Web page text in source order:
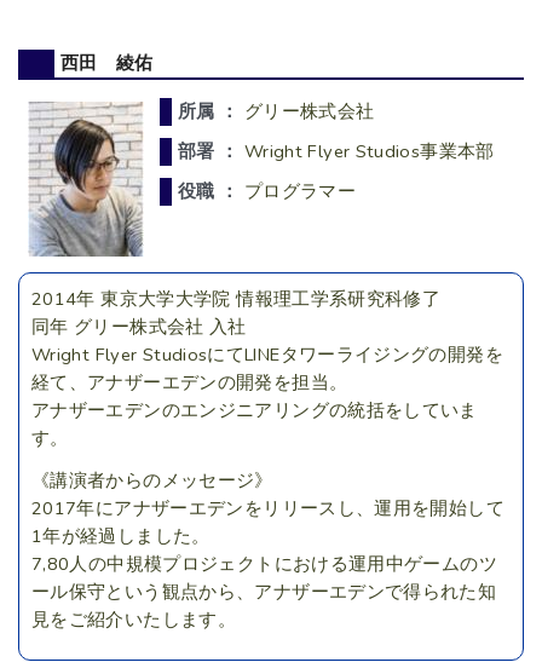
西田 綾佑
所属 ： グリー株式会社
部署 ： Wright Flyer Studios事業本部
役職 ： プログラマー
2014年 東京大学大学院 情報理工学系研究科修了
同年 グリー株式会社 入社
Wright Flyer StudiosにてLINEタワーライジングの開発を
経て、アナザーエデンの開発を担当。
アナザーエデンのエンジニアリングの統括をしていま
す。
《講演者からのメッセージ》
2017年にアナザーエデンをリリースし、運用を開始して
1年が経過しました。
7,80人の中規模プロジェクトにおける運用中ゲームのツ
ール保守という観点から、アナザーエデンで得られた知
見をご紹介いたします。